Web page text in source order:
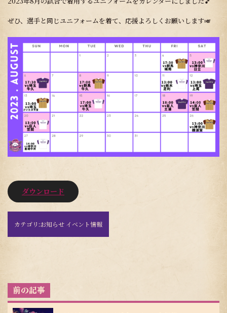
ぜひ、選手と同じユニフォームを着て、応援よろしくお願いします🎺
ダウンロード
カテゴリ:お知らせ イベント情報
投
稿
ナ